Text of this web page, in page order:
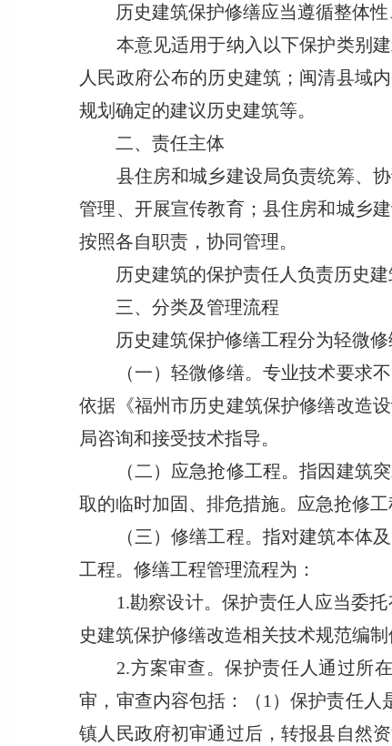
历史建筑保护修缮应当遵循整体性
本意见适用于纳入以下保护类别建
人民政府公布的历史建筑；闽清县域
规划确定的建议历史建筑等。
二、责任主体
县住房和城乡建设局负责统筹、协
管理、开展宣传教育；县住房和城乡
按照各自职责，协同管理。
历史建筑的保护责任人负责历史建
三、分类及管理流程
历史建筑保护修缮工程分为轻微修
（一）轻微修缮。专业技术要求不
依据《福州市历史建筑保护修缮改造
局咨询和接受技术指导。
（二）应急抢修工程。指因建筑突
取的临时加固、排危措施。应急抢修
（三）修缮工程。指对建筑本体及
工程。修缮工程管理流程为：
1.勘察设计。保护责任人应当委托
史建筑保护修缮改造相关技术规范编
2.方案审查。保护责任人通过所在
审，审查内容包括：（1）保护责任
镇人民政府初审通过后，转报县自然